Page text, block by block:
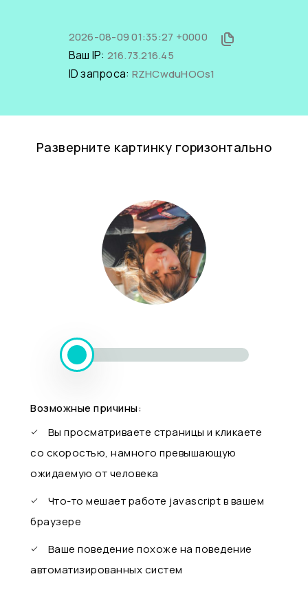
2026-08-09 01:35:27 +0000
Ваш IP: 216.73.216.45
ID запроса: RZHCwduHOOs1
Разверните картинку горизонтально
Возможные причины:
Вы просматриваете страницы и кликаете
со скоростью, намного превышающую
ожидаемую от человека
Что-то мешает работе javascript в вашем
браузере
Ваше поведение похоже на поведение
автоматизированных систем